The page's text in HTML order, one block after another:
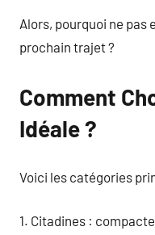
Alors, pourquoi ne pas
prochain trajet ?
Comment
Idéale ?
Voici les catégories
1. Citadines :